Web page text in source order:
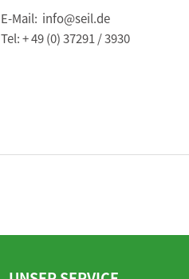
E-Mail: info@seil.de
Tel: + 49 (0) 37291 / 3930